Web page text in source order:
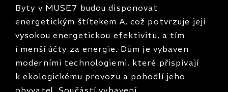
Byty v MUSE7 budou disponovat
energetickým štítekem A, což potvrzuje její
vysokou energetickou efektivitu, a tím
i menší účty za energie. Dům je vybaven
moderními technologiemi, které přispívají
k ekologickému provozu a pohodlí jeho